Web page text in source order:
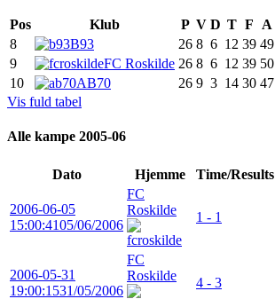
Pos Klub P V D T F A
8
B93 26 8 6 12 39 49
9
FC Roskilde 26 8 6 12 39 50
10
AB70 26 9 3 14 30 47
Vis fuld tabel
Alle kampe 2005-06
Dato Hjemme Time/Results
2006-06-05
15:00:4105/06/2006
FC
Roskilde
1 - 1
2006-05-31
19:00:1531/05/2006
FC
Roskilde
4 - 3